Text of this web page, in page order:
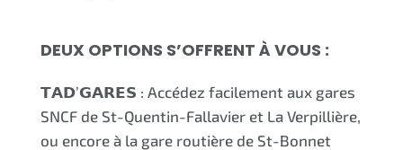
DEUX OPTIONS S’OFFRENT À VOUS :
𝗧𝗔𝗗’𝗚𝗔𝗥𝗘𝗦 : Accédez facilement aux gares
SNCF de St-Quentin-Fallavier et La Verpillière,
ou encore à la gare routière de St-Bonnet